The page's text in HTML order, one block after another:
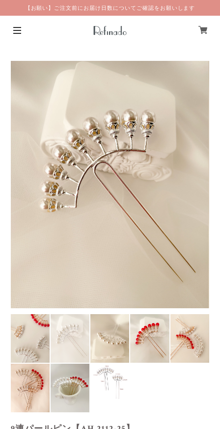
【お願い】ご注文前にお届け日数についてご確認をお願いします